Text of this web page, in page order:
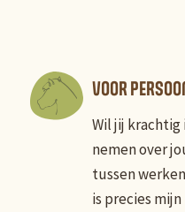
VOOR
Wil jij krachtig
nemen over
tussen
is precies